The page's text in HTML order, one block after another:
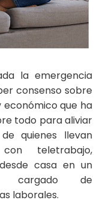
la emergencia
consenso sobre
que ha
todo para aliviar
quienes llevan
teletrabajo,
casa en un
cargado de
laborales.